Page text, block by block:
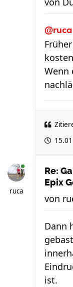
@ruca
Wenn
ruca
Re:
Epix
von
Dann
ist.